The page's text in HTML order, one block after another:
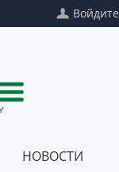
Войдите
НОВОСТИ